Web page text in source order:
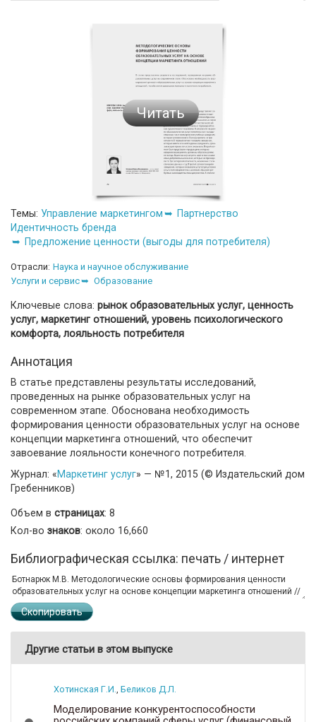
Читать
Темы: Управление маркетингом
Партнерство
Идентичность бренда
Предложение ценности (выгоды для потребителя)
Отрасли: Наука и научное обслуживание
Услуги и сервис
Образование
Ключевые слова: рынок образовательных услуг, ценность
услуг, маркетинг отношений, уровень психологического
комфорта, лояльность потребителя
Аннотация
В статье представлены результаты исследований,
проведенных на рынке образовательных услуг на
современном этапе. Обоснована необходимость
формирования ценности образовательных услуг на основе
концепции маркетинга отношений, что обеспечит
завоевание лояльности конечного потребителя.
Журнал: «Маркетинг услуг» — №1, 2015 (© Издательский дом
Гребенников)
Объем в страницах: 8
Кол-во знаков: около 16,660
Библиографическая ссылка: печать / интернет
Скопировать
Другие статьи в этом выпуске
Хотинская Г.И. Беликов Д.Л.
Моделирование конкурентоспособности